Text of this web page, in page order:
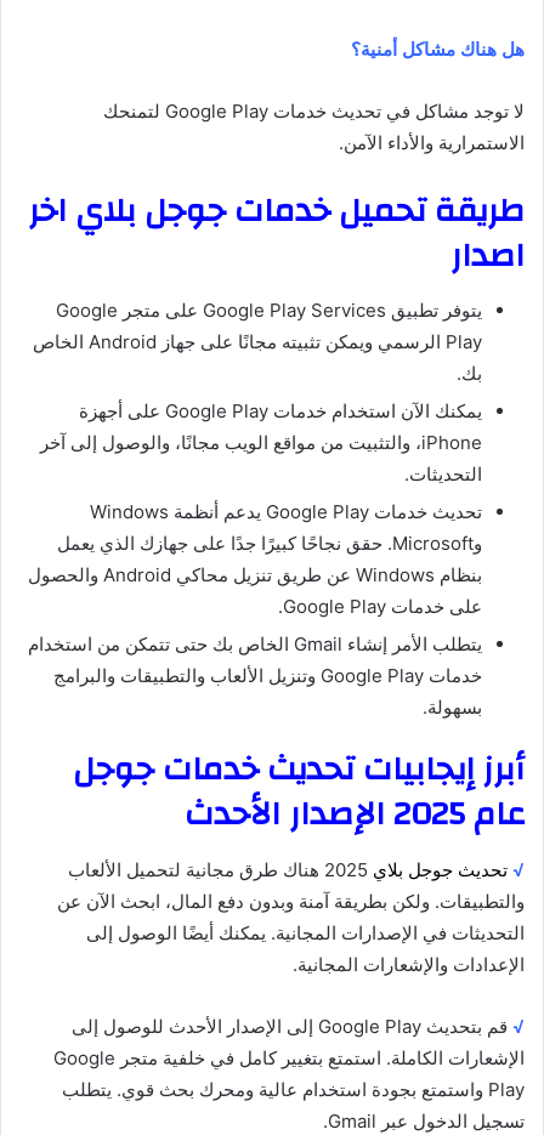
هل هناك مشاكل أمنية؟
لا توجد مشاكل في تحديث خدمات Google Play لتمنحك
الاستمرارية والأداء الآمن.
طريقة تحميل خدمات جوجل بلاي اخر
اصدار
يتوفر تطبيق Google Play Services على متجر Google
Play الرسمي ويمكن تثبيته مجانًا على جهاز Android الخاص
بك.
يمكنك الآن استخدام خدمات Google Play على أجهزة
iPhone، والتثبيت من مواقع الويب مجانًا، والوصول إلى آخر
التحديثات.
تحديث خدمات Google Play يدعم أنظمة Windows
وMicrosoft. حقق نجاحًا كبيرًا جدًا على جهازك الذي يعمل
بنظام Windows عن طريق تنزيل محاكي Android والحصول
على خدمات Google Play.
يتطلب الأمر إنشاء Gmail الخاص بك حتى تتمكن من استخدام
خدمات Google Play وتنزيل الألعاب والتطبيقات والبرامج
بسهولة.
أبرز إيجابيات تحديث خدمات جوجل
عام 2025 الإصدار الأحدث
√ تحديث جوجل بلاي
2025 هناك طرق مجانية لتحميل الألعاب
والتطبيقات. ولكن بطريقة آمنة وبدون دفع المال، ابحث الآن عن
التحديثات في الإصدارات المجانية. يمكنك أيضًا الوصول إلى
الإعدادات والإشعارات المجانية.
√
قم بتحديث Google Play إلى الإصدار الأحدث للوصول إلى
الإشعارات الكاملة. استمتع بتغيير كامل في خلفية متجر Google
Play واستمتع بجودة استخدام عالية ومحرك بحث قوي. يتطلب
تسجيل الدخول عبر Gmail.